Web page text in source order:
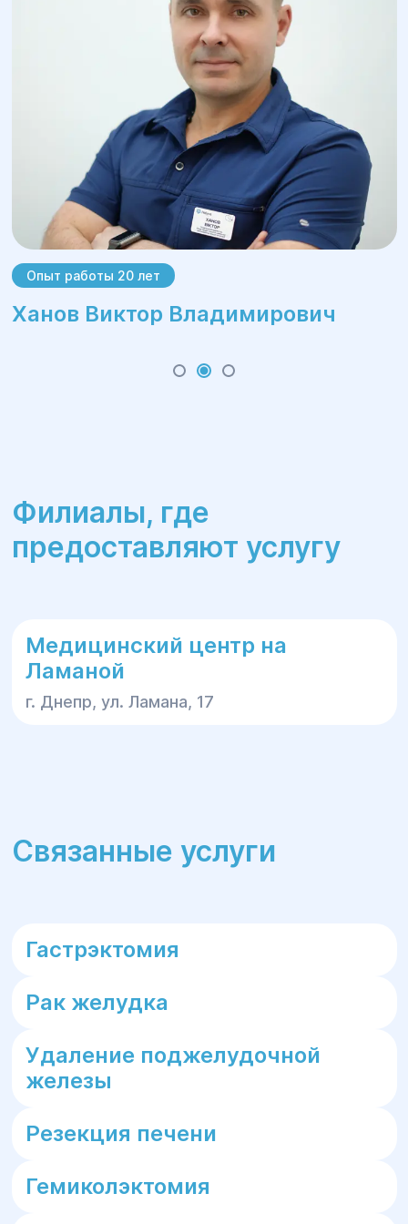
удаления печеночной опухоли длится в
среднем 3-8 недель. Для облегчения
функционирования пораженного органа
пациенту необходимо соблюдать
специальную диету и принимать
препараты.
Опыт работы 20 лет
Ханов Виктор Владимирович
Филиалы, где
предоставляют услугу
Медицинский центр на
Ламаной
г. Днепр, ул. Ламана, 17
Связанные услуги
Гастрэктомия
Рак желудка
Удаление поджелудочной
железы
Резекция печени
Гемиколэктомия